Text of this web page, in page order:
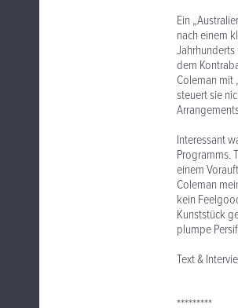
Ein
nach einem
dem
Coleman mit
steuert sie
Interessant
Programms.
einem
Coleman
kein
Kunststück
plumpe
Text &
*********